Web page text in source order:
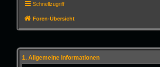
Schnellzugriff
Foren-Übersicht
1. Allgemeine Informationen